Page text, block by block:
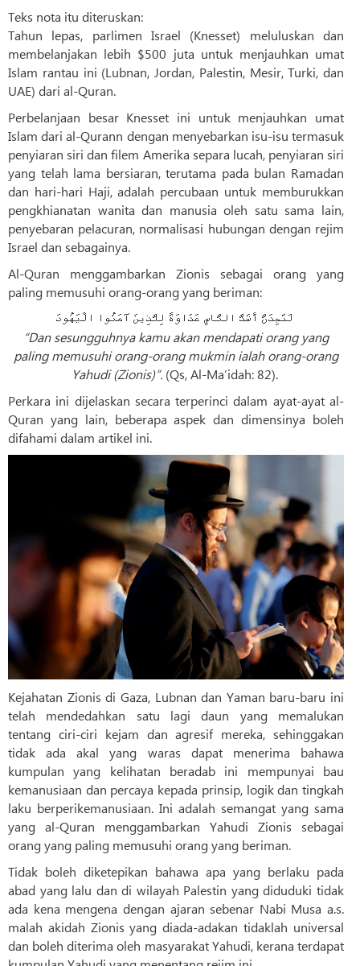
Teks nota itu diteruskan:
Tahun lepas, parlimen Israel (Knesset) meluluskan dan
membelanjakan lebih $500 juta untuk menjauhkan umat
Islam rantau ini (Lubnan, Jordan, Palestin, Mesir, Turki, dan
UAE) dari al-Quran.
Perbelanjaan besar Knesset ini untuk menjauhkan umat
Islam dari al-Qurann dengan menyebarkan isu-isu termasuk
penyiaran siri dan filem Amerika separa lucah, penyiaran siri
yang telah lama bersiaran, terutama pada bulan Ramadan
dan hari-hari Haji, adalah percubaan untuk memburukkan
pengkhianatan wanita dan manusia oleh satu sama lain,
penyebaran pelacuran, normalisasi hubungan dengan rejim
Israel dan sebagainya.
Al-Quran menggambarkan Zionis sebagai orang yang
paling memusuhi orang-orang yang beriman:
“Dan sesungguhnya kamu akan mendapati orang yang
paling memusuhi orang-orang mukmin ialah orang-orang
Yahudi (Zionis)”.(Qs, Al-Ma’idah: 82).
Perkara ini dijelaskan secara terperinci dalam ayat-ayat al-
Quran yang lain, beberapa aspek dan dimensinya boleh
difahami dalam artikel ini.
Kejahatan Zionis di Gaza, Lubnan dan Yaman baru-baru ini
telah mendedahkan satu lagi daun yang memalukan
tentang ciri-ciri kejam dan agresif mereka, sehinggakan
tidak ada akal yang waras dapat menerima bahawa
kumpulan yang kelihatan beradab ini mempunyai bau
kemanusiaan dan percaya kepada prinsip, logik dan tingkah
laku berperikemanusiaan. Ini adalah semangat yang sama
yang al-Quran menggambarkan Yahudi Zionis sebagai
orang yang paling memusuhi orang yang beriman.
Tidak boleh diketepikan bahawa apa yang berlaku pada
abad yang lalu dan di wilayah Palestin yang diduduki tidak
ada kena mengena dengan ajaran sebenar Nabi Musa a.s.
malah akidah Zionis yang diada-adakan tidaklah universal
dan boleh diterima oleh masyarakat Yahudi, kerana terdapat